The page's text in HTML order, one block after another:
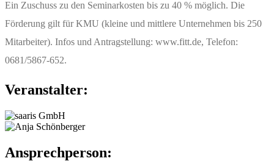
Ein Zuschuss zu den Seminarkosten bis zu 40 % möglich. Die
Förderung gilt für KMU (kleine und mittlere Unternehmen bis 250
Mitarbeiter). Infos und Antragstellung: www.fitt.de, Telefon:
0681/5867-652.
Veranstalter:
Ansprechperson: